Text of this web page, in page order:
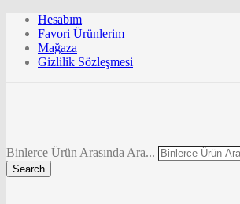
Hesabım
Favori Ürünlerim
Mağaza
Gizlilik Sözleşmesi
Binlerce Ürün Arasında Ara...
Search